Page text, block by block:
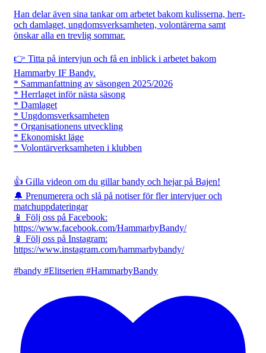
Han delar även sina tankar om arbetet bakom kulisserna, herr-
och damlaget, ungdomsverksamheten, volontärerna samt
önskar alla en trevlig sommar.
👉 Titta på intervjun och få en inblick i arbetet bakom
Hammarby IF Bandy.
* Sammanfattning av säsongen 2025/2026
* Herrlaget inför nästa säsong
* Damlaget
* Ungdomsverksamheten
* Organisationens utveckling
* Ekonomiskt läge
* Volontärverksamheten i klubben
👍 Gilla videon om du gillar bandy och hejar på Bajen!
🔔 Prenumerera och slå på notiser för fler intervjuer och
matchuppdateringar
📱 Följ oss på Facebook:
https://www.facebook.com/HammarbyBandy/
📱 Följ oss på Instagram:
https://www.instagram.com/hammarbybandy/
#bandy #Elitserien #HammarbyBandy